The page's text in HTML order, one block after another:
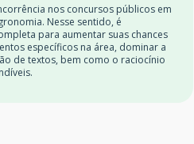
nos concursos públicos em
Nesse sentido, é
para aumentar suas chances
específicos na área, dominar a
de textos, bem como o raciocínio